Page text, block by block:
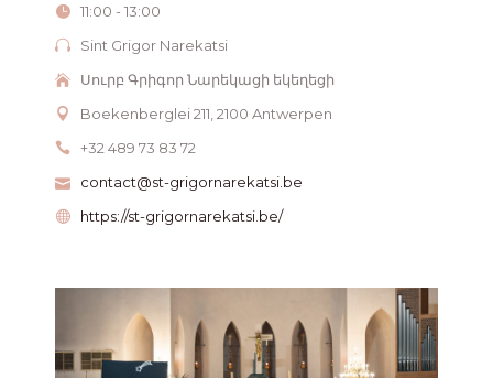
11:00 - 13:00
Sint Grigor Narekatsi
Սուրբ Գրիգոր Նարեկացի եկեղեցի
Boekenberglei 211, 2100 Antwerpen
+32 489 73 83 72
contact@st-grigornarekatsi.be
https://st-grigornarekatsi.be/